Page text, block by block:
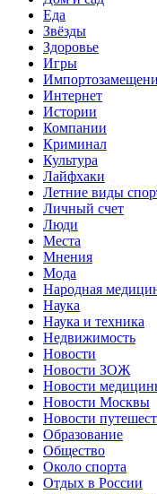
Еда
Звёзды
Здоровье
Игры
Интернет
Истории
Компании
Криминал
Культура
Лайфхаки
Летние виды
Личный счет
Люди
Места
Мнения
Мода
Народная
Наука
Наука и техника
Недвижимость
Новости
Новости ЗОЖ
Новости
Новости Москвы
Новости
Образование
Общество
Около спорта
Отдых в России